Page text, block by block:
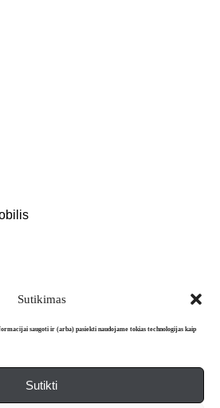
Sutikimas
saugoti ir (arba) pasiekti naudojame tokias technologijas kaip
Sutikti